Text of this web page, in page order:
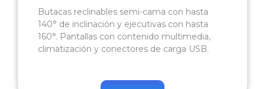
Butacas reclinables semi-cama con hasta
140° de inclinación y ejecutivas con hasta
160°. Pantallas con contenido multimedia,
climatización y conectores de carga USB.